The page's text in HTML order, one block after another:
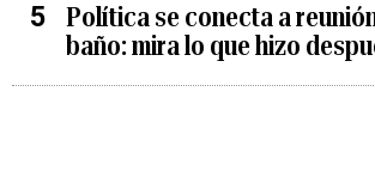
Política se conecta a
baño: mira lo que hizo